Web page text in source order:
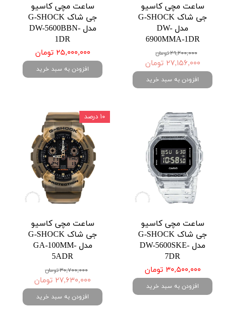
ساعت مچی کاسیو
جی شاک G-SHOCK
مدل DW-
6900MMA-1DR
۲۹,۲۰۰,۰۰۰ تومان
۲۷,۱۵۶,۰۰۰ تومان
افزودن به سبد خرید
ساعت مچی کاسیو
جی شاک G-SHOCK
مدل DW-5600BBN-
1DR
۲۵,۰۰۰,۰۰۰ تومان
افزودن به سبد خرید
ساعت مچی کاسیو
جی شاک G-SHOCK
مدل DW-5600SKE-
7DR
۳۰,۵۰۰,۰۰۰ تومان
افزودن به سبد خرید
ساعت مچی کاسیو
جی شاک G-SHOCK
مدل GA-100MM-
5ADR
۳۰,۷۰۰,۰۰۰ تومان
۲۷,۶۳۰,۰۰۰ تومان
افزودن به سبد خرید
۱۰ درصد